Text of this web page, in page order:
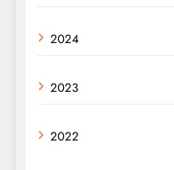
2024
2023
2022